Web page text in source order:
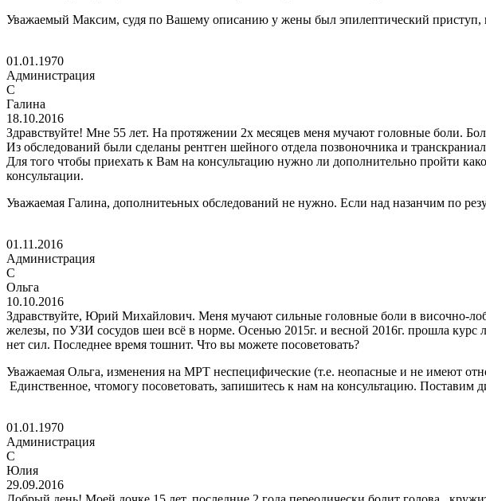
Уважаемый Максим, судя по Вашему описанию у жены был эпилептический
01.01.1970
Администрация
C
Галина
18.10.2016
Здравствуйте! Мне 55 лет. На протяжении 2х месяцев меня мучают головные боли.
Из обследований были сделаны рентген шейного отдела позвоночника и
Для того чтобы приехать к Вам на консультацию нужно ли дополнительно пройти
консультации.
Уважаемая Галина, дополнитеьных обследований не нужно. Если над назанчим по
01.11.2016
Администрация
C
Ольга
10.10.2016
Здравствуйте, Юрий Михайлович. Меня мучают сильные головные боли в височно-
железы, по УЗИ сосудов шеи всё в норме. Осенью 2015г. и весной 2016г. прошла курс
нет сил. Последнее время тошнит. Что вы можете посоветовать?
Уважаемая Ольга, изменения на МРТ неспецифические (т.е. неопасные и не имеют
Единственное, чтомогу посоветовать, запишитесь к нам на консультацию. Поставим
01.01.1970
Администрация
C
Юлия
29.09.2016